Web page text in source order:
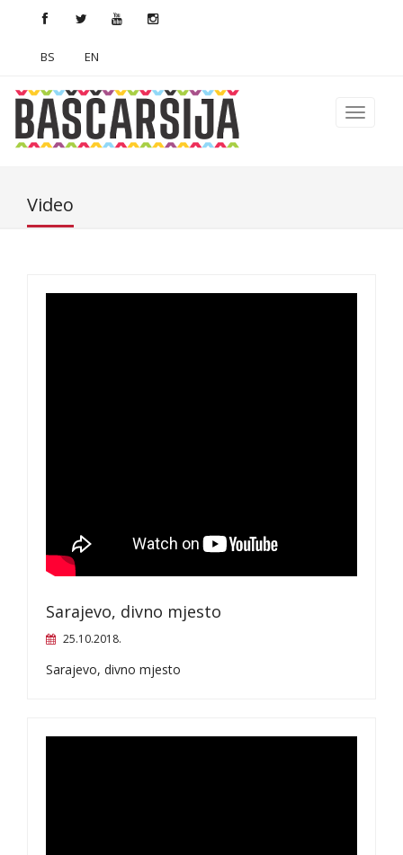
BS EN
Video
Sarajevo, divno mjesto
25.10.2018.
Sarajevo, divno mjesto